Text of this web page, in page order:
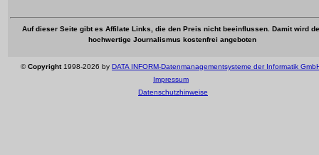
Auf dieser Seite gibt es Affilate Links, die den Preis nicht beeinflussen. Damit wird
hochwertige Journalismus kostenfrei angeboten
©Copyright1998-2026 by DATA INFORM-Datenmanagementsysteme der Informatik
Impressum
Datenschutzhinweise